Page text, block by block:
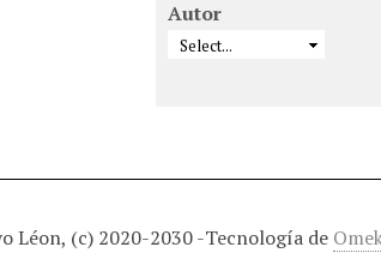
Autor
Léon, (c) 2020-2030 -Tecnología de